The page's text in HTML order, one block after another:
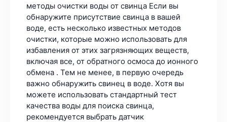
методы очистки воды от свинца Если вы
обнаружите присутствие свинца в вашей
воде, есть несколько известных методов
очистки, которые можно использовать для
избавления от этих загрязняющих веществ,
включая все, от обратного осмоса до ионного
обмена . Тем не менее, в первую очередь
важно обнаружить свинец в воде. Хотя вы
можете использовать стандартный тест
качества воды для поиска свинца,
рекомендуется выбрать датчик